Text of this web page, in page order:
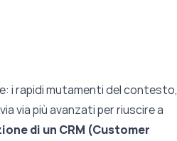
i rapidi mutamenti del contesto,
via più avanzati per riuscire a
di un CRM (Customer